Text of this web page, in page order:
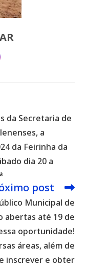
da Secretaria de
a
da Feirinha da
dia 20 a
post
Municipal de
abertas até 19 de
oportunidade!
áreas, além de
inscrever e obter